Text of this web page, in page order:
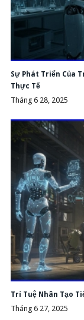
Sự Phát Triển Của
Thực Tế
Tháng 6 28, 2025
Trí Tuệ Nhân Tạo
Tháng 6 27, 2025